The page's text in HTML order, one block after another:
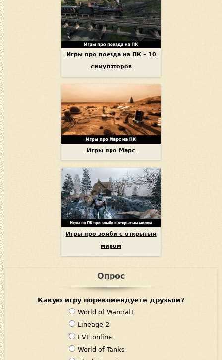
Игры про поезда на ПК – 10
симуляторов
Игры про Марс
Игры про зомби с открытым
миром
Опрос
Какую игру порекомендуете друзьям?
В
а
р
и
World of Warcraft
Lineage 2
EVE online
World of Tanks